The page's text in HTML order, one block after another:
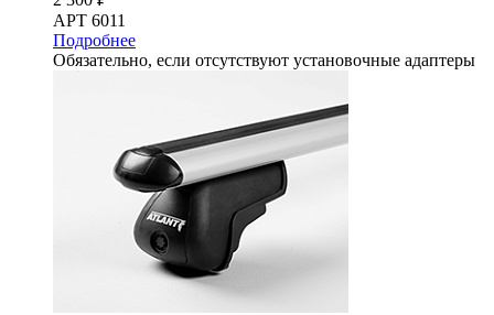
АРТ 6011
Подробнее
Обязательно, если отсутствуют установочные адаптеры